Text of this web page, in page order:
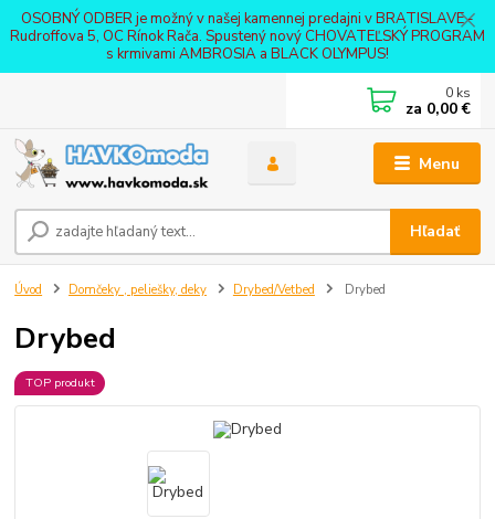
OSOBNÝ ODBER je možný v našej kamennej predajni v BRATISLAVE -
Rudroffova 5, OC Rínok Rača. Spustený nový CHOVATEĽSKÝ PROGRAM
s krmivami AMBROSIA a BLACK OLYMPUS!
Menu
Hľadať
0 ks
za 0,00 €
Úvod Domčeky , peliešky, deky Drybed/Vetbed Drybed
Drybed
TOP produkt